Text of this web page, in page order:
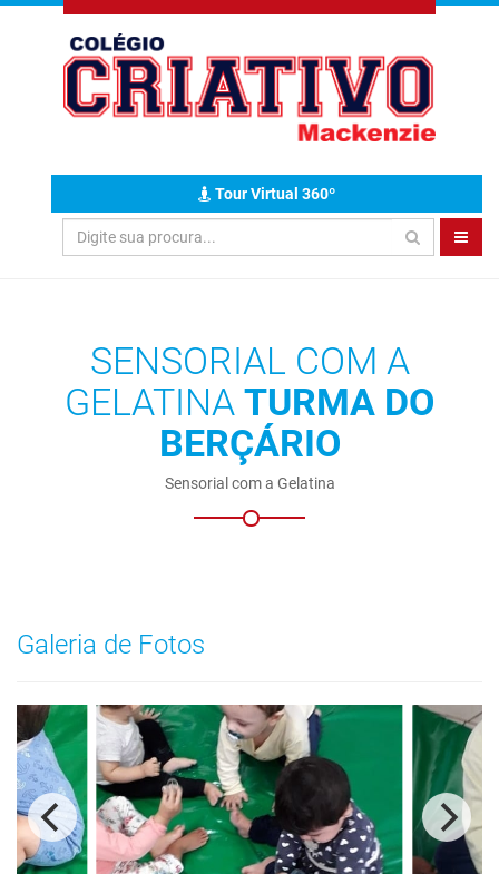
Tour Virtual 360º
SENSORIAL COM A
GELATINA TURMA DO
BERÇÁRIO
Sensorial com a Gelatina
Galeria de Fotos